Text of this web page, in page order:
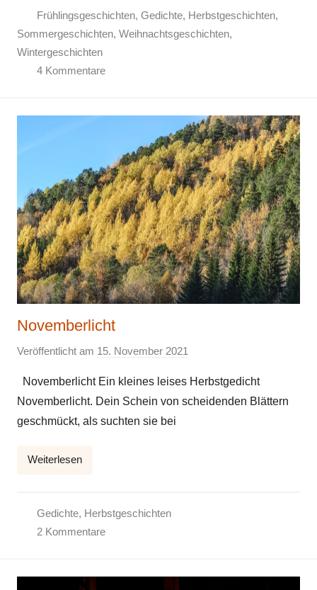
Frühlingsgeschichten, Gedichte, Herbstgeschichten,
Sommergeschichten, Weihnachtsgeschichten,
Wintergeschichten
4 Kommentare
Novemberlicht
Veröffentlicht am 15. November 2021
n
E
Novemberlicht Ein kleines leises Herbstgedicht
Novemberlicht. Dein Schein von scheidenden Blättern
geschmückt, als suchten sie bei
Weiterlesen
Gedichte, Herbstgeschichten
2 Kommentare